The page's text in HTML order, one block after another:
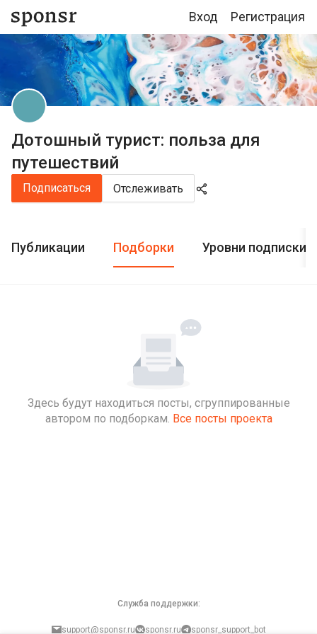
Вход Регистрация
Дотошный турист: польза для
путешествий
Подписаться Отслеживать
Публикации Подборки Уровни подписки
Здесь будут находиться посты, сгруппированные
автором по подборкам. Все посты проекта
Служба поддержки:
support@sponsr.ru sponsr.ru sponsr_support_bot